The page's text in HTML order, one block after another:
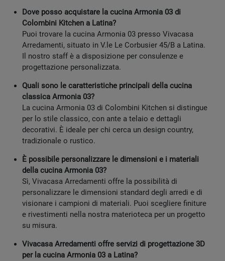
Dove posso acquistare la cucina Armonia 03 di
Colombini Kitchen a Latina?
Puoi trovare la cucina Armonia 03 presso Vivacasa
Arredamenti, situato in V.le Le Corbusier 45/B a Latina.
Il nostro staff è a disposizione per consulenze e
progettazione personalizzata.
Quali sono le caratteristiche principali della cucina
classica Armonia 03?
La cucina Armonia 03 di Colombini Kitchen si distingue
per lo stile classico, con ante a telaio e dettagli
decorativi. È ideale per chi cerca un design country,
tradizionale o rustico.
È possibile personalizzare le dimensioni e i materiali
della cucina Armonia 03?
Sì, Vivacasa Arredamenti offre la possibilità di
personalizzare le dimensioni standard degli arredi e di
visionare i campioni di materiali. Puoi scegliere finiture
e rivestimenti nella nostra materioteca per un progetto
su misura.
Vivacasa Arredamenti offre servizi di progettazione 3D
per la cucina Armonia 03 a Latina?